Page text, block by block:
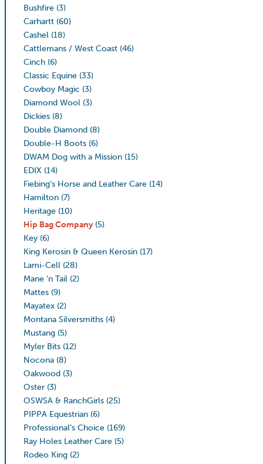
Bushfire (3)
Carhartt (60)
Cashel (18)
Cattlemans / West Coast (46)
Cinch (6)
Classic Equine (33)
Cowboy Magic (3)
Diamond Wool (3)
Dickies (8)
Double Diamond (8)
Double-H Boots (6)
DWAM Dog with a Mission (15)
EDIX (14)
Fiebing’s Horse and Leather Care (14)
Hamilton (7)
Heritage (10)
Hip Bag Company (5)
Key (6)
King Kerosin & Queen Kerosin (17)
Lami-Cell (28)
Mane 'n Tail (2)
Mattes (9)
Mayatex (2)
Montana Silversmiths (4)
Mustang (5)
Myler Bits (12)
Nocona (8)
Oakwood (3)
Oster (3)
OSWSA & RanchGirls (25)
PIPPA Equestrian (6)
Professional’s Choice (169)
Ray Holes Leather Care (5)
Rodeo King (2)